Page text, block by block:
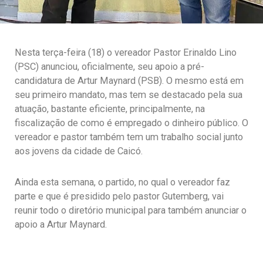
Nesta terça-feira (18) o vereador Pastor Erinaldo Lino
(PSC) anunciou, oficialmente, seu apoio a pré-
candidatura de Artur Maynard (PSB). O mesmo está em
seu primeiro mandato, mas tem se destacado pela sua
atuação, bastante eficiente, principalmente, na
fiscalização de como é empregado o dinheiro público. O
vereador e pastor também tem um trabalho social junto
aos jovens da cidade de Caicó.
Ainda esta semana, o partido, no qual o vereador faz
parte e que é presidido pelo pastor Gutemberg, vai
reunir todo o diretório municipal para também anunciar o
apoio a Artur Maynard.